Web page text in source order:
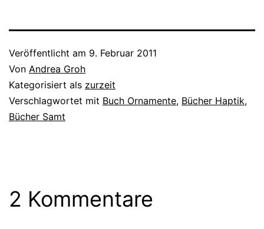
Veröffentlicht am 9. Februar 2011
Von Andrea Groh
Kategorisiert als zurzeit
Verschlagwortet mit Buch Ornamente, Bücher Haptik,
Bücher Samt
2 Kommentare